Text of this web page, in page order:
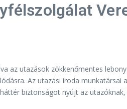
az utazások zökkenőmentes
Az utazási iroda
biztonságot nyújt az